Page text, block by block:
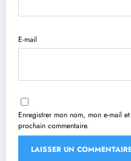
E-mail
Enregistrer mon nom, mon e-mail
prochain commentaire.